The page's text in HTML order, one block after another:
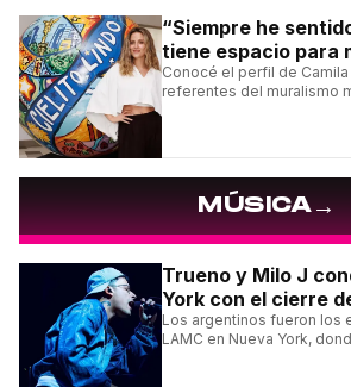
“Siempre he
tiene espacio para
Conocé el perfil de Camila
referentes del muralismo
MÚSICA→
Trueno y Milo J
York con el cierre
Los argentinos fueron los
LAMC en Nueva York,